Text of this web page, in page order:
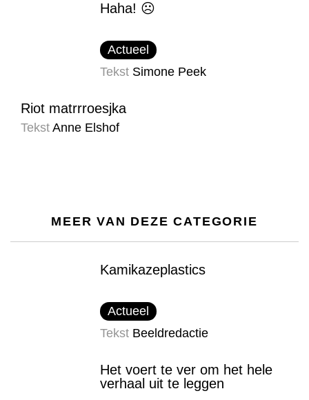
Haha! ☹
Actueel
Tekst Simone Peek
Riot matrrroesjka
Tekst Anne Elshof
MEER VAN DEZE CATEGORIE
Kamikazeplastics
Actueel
Tekst Beeldredactie
Het voert te ver om het hele
verhaal uit te leggen